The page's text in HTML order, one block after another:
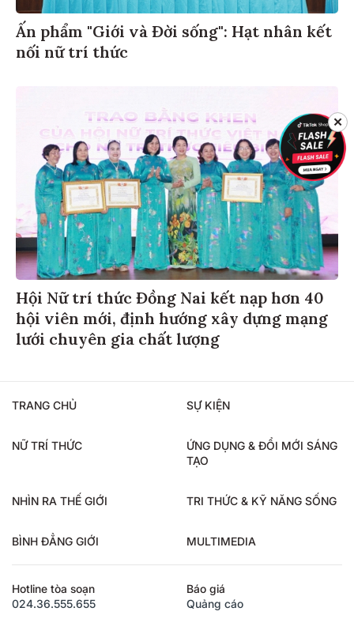
Ấn phẩm "Giới và Đời sống": Hạt nhân kết
nối nữ trí thức
Hội Nữ trí thức Đồng Nai kết nạp hơn 40
hội viên mới, định hướng xây dựng mạng
lưới chuyên gia chất lượng
TRANG CHỦ SỰ KIỆN
NỮ TRÍ THỨC
ỨNG DỤNG & ĐỔI MỚI SÁNG
TẠO
NHÌN RA THẾ GIỚI TRI THỨC & KỸ NĂNG SỐNG
BÌNH ĐẲNG GIỚI MULTIMEDIA
Hotline tòa soạn
024.36.555.655
Báo giá
Quảng cáo
✕